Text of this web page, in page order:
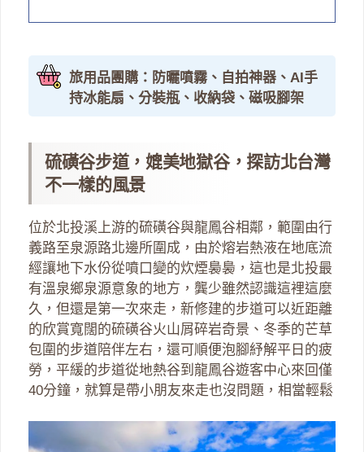
旅用品團購：防曬噴霧、自拍神器、AI手
持冰能扇、分裝瓶、收納袋、磁吸腳架
硫磺谷步道，媲美地獄谷，探訪北台灣
不一樣的風景
位於北投溪上游的硫磺谷與龍鳳谷相鄰，範圍由行
義路至泉源路北邊所圍成，由於熔岩熱液在地底流
經讓地下水份從噴口變的炊煙裊裊，這也是北投最
有溫泉鄉泉源意象的地方，龔少雖然認識這裡這麼
久，但還是第一次來走，新修建的步道可以近距離
的欣賞寬闊的硫磺谷火山屑碎岩奇景、冬季的芒草
包圍的步道陪伴左右，還可順便泡腳紓解平日的疲
勞，平緩的步道從地熱谷到龍鳳谷遊客中心來回僅
40分鐘，就算是帶小朋友來走也沒問題，相當輕鬆